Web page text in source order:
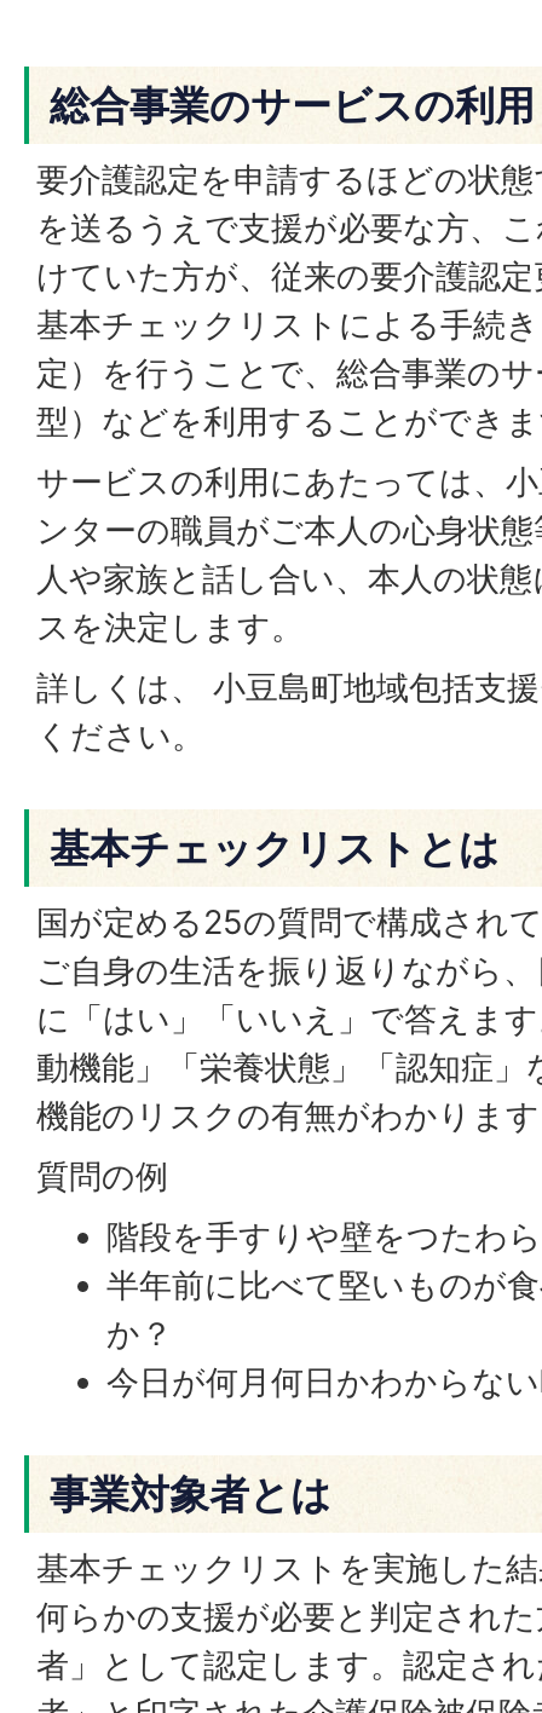
総合事業のサービスの利用
要介護認定を申請するほどの状
を送るうえで支援が必要な方、
けていた方が、従来の要介護認
基本チェックリストによる手続
定）を行うことで、総合事業の
型）などを利用することができ
サービスの利用にあたっては、
ンターの職員がご本人の心身状
人や家族と話し合い、本人の状
スを決定します。
詳しくは、 小豆島町地域包括支
ください。
基本チェックリストとは
国が定める25の質問で構成され
ご自身の生活を振り返りながら
に「はい」「いいえ」で答えま
動機能」「栄養状態」「認知症
機能のリスクの有無がわかりま
質問の例
階段を手すりや壁をつたわ
半年前に比べて堅いものが
か？
今日が何月何日かわからな
事業対象者とは
基本チェックリストを実施した
何らかの支援が必要と判定され
者」として認定します。認定さ